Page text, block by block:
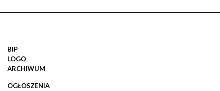
BIP
LOGO
ARCHIWUM
OGŁOSZENIA